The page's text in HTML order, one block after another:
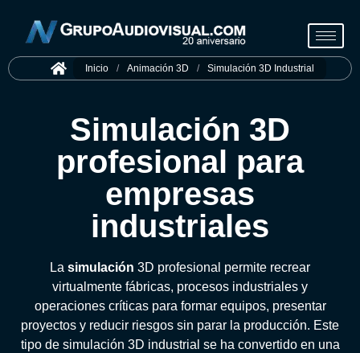
Inicio / Animación 3D / Simulación 3D Industrial
Simulación 3D
profesional para
empresas
industriales
La simulación 3D profesional permite recrear
virtualmente fábricas, procesos industriales y
operaciones críticas para formar equipos, presentar
proyectos y reducir riesgos sin parar la producción. Este
tipo de simulación 3D industrial se ha convertido en una